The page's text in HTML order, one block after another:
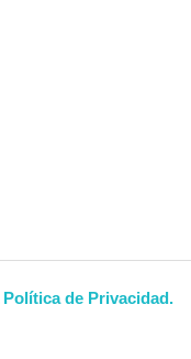
Política de Privacidad.